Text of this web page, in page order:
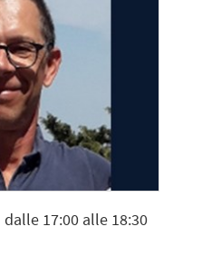
17:00 alle 18:30